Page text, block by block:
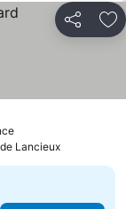
Partilhar
Lancieux